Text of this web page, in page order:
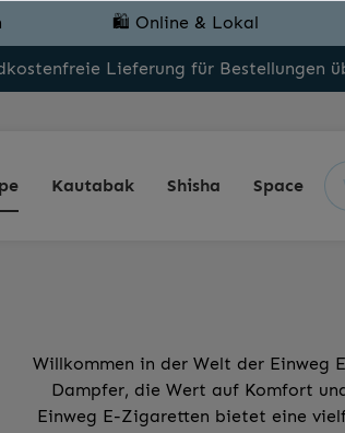
🛍️ Online & Lokal
Lieferung für Bestellungen
Kautabak Shisha Space
Willkommen in der Welt der
Dampfer, die Wert auf Komfort
Einweg E-Zigaretten bietet eine